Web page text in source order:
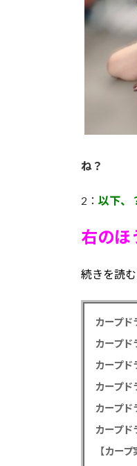
ね？
2： 以下、
右のほ
続きを読む
カープド
カープド
カープド
カープド
カープド
【カー